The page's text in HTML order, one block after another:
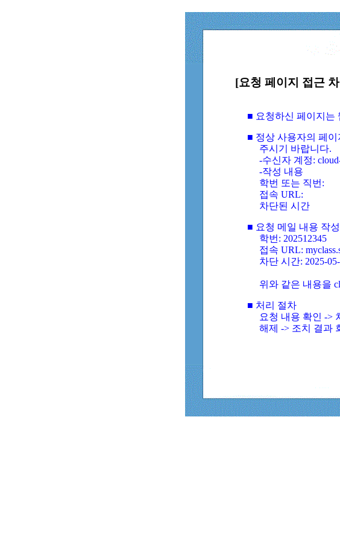
[요청 페이지 접근
■ 요청하신 페이지는
■ 정상 사용자의 페
주시기 바랍니다.
-수신자 계정:
-작성 내용
학번 또는 직번:
접속 URL:
차단된 시간
■ 요청 메일 내용 작성
학번: 202512345
접속 URL:
차단 시간: 2025-
위와 같은 내용을
■ 처리 절차
요청 내용 확인 ->
해제 -> 조치 결과